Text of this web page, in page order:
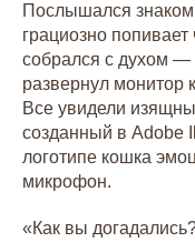
Послышался
грациозно
собрался с духом
развернул монитор
Все увидели
созданный в Adobe
логотипе кошка
микрофон.
«Как вы